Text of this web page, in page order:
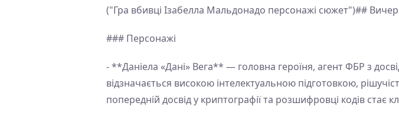
("Гра вбивці Ізабелла Мальдонадо персонажі сюжет")##
### Персонажі
- **Даніела «Дані» Вега** — головна героїня, агент ФБР з
відзначається високою інтелектуальною підготовкою,
попередній досвід у криптографії та розшифровці кодів